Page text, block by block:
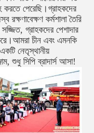
করতে পেরেছি।গ্রাহকদের
কর্মশালা তৈরি
সজ্জিত, গ্রাহকদের পেশাদার
চীন এবং এমনকি
একটি নেতৃস্থানীয়
শুধু সিপি ব্রাদার্স আসা!